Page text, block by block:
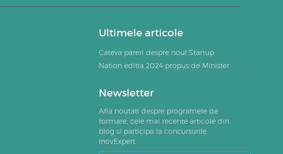
Ultimele articole
Cateva pareri despre noul Startup
Nation editia 2024 propus de Minister
Newsletter
Afla noutati despre programele de
formare, cele mai recente articole din
blog si participa la concursurile
InovExpert